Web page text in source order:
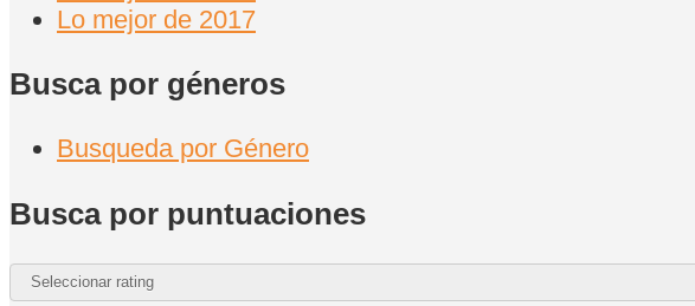
Lo mejor de 2017
Busca por géneros
Busqueda por Género
Busca por puntuaciones